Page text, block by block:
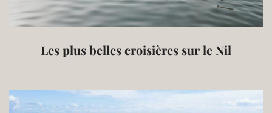
Les plus belles croisières sur le Nil